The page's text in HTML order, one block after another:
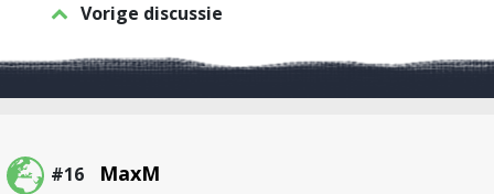
Vorige discussie
#16 MaxM